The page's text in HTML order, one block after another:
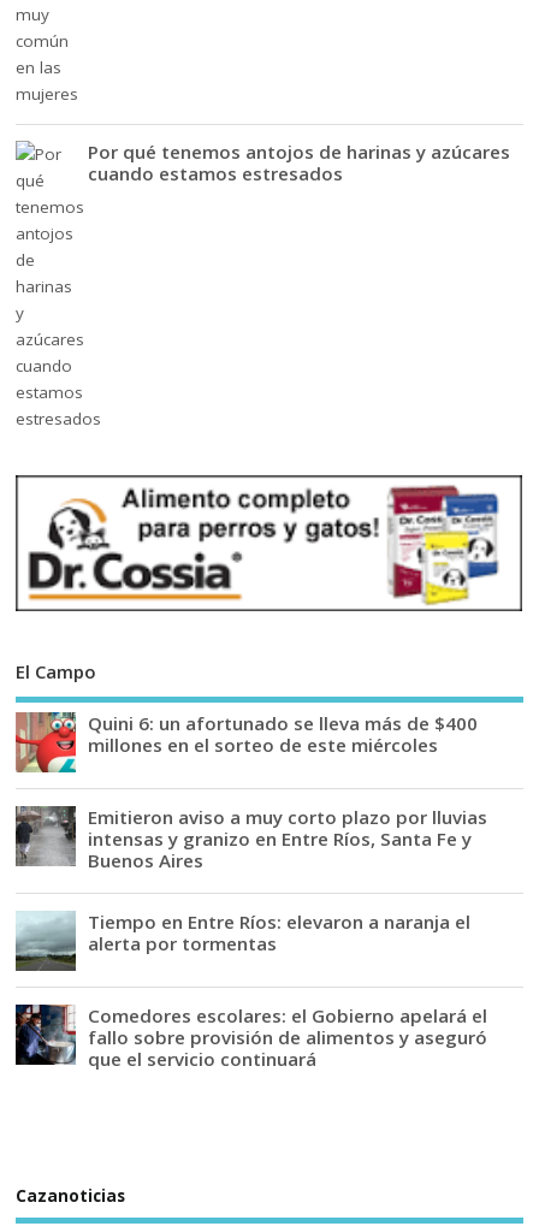
Por qué tenemos antojos de harinas y azúcares
cuando estamos estresados
El Campo
Quini 6: un afortunado se lleva más de $400
millones en el sorteo de este miércoles
Emitieron aviso a muy corto plazo por lluvias
intensas y granizo en Entre Ríos, Santa Fe y
Buenos Aires
Tiempo en Entre Ríos: elevaron a naranja el
alerta por tormentas
Comedores escolares: el Gobierno apelará el
fallo sobre provisión de alimentos y aseguró
que el servicio continuará
Cazanoticias